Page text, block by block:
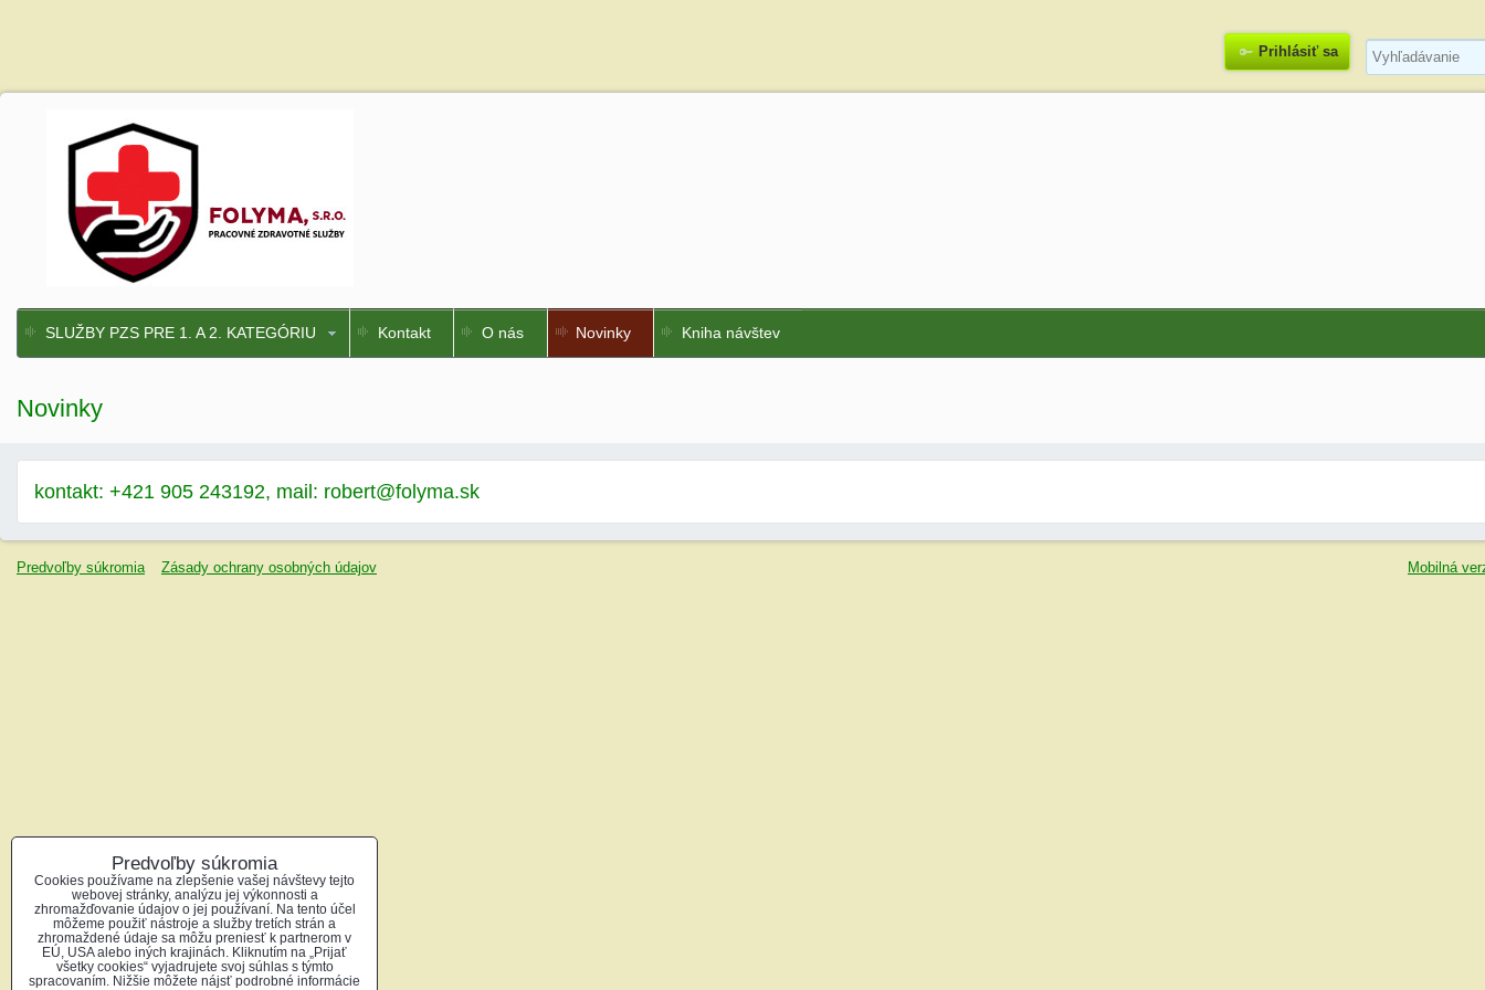
Prihlásiť sa
SLUŽBY PZS PRE 1. A 2. KATEGÓRIU Kontakt O nás Novinky Kniha návštev
Novinky
kontakt: +421 905 243192, mail: robert@folyma.sk
Predvoľby súkromia Zásady ochrany osobných údajov Mobilná
Predvoľby súkromia
Cookies používame na zlepšenie vašej návštevy tejto
webovej stránky, analýzu jej výkonnosti a
zhromažďovanie údajov o jej používaní. Na tento účel
môžeme použiť nástroje a služby tretích strán a
zhromaždené údaje sa môžu preniesť k partnerom v
EÚ, USA alebo iných krajinách. Kliknutím na „Prijať
všetky cookies“ vyjadrujete svoj súhlas s týmto
spracovaním. Nižšie môžete nájsť podrobné informácie